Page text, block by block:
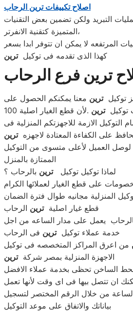
اصلاح تكييفات ترين الرحاب
التبريد ولكن تضمين بعض التقنيات
المتميزة كتقنية الانفرتر،
المرتفعه لا يمكن ان تتوفر ابدا بسعر
كهذا الذى تقدمه فى توكيلترين
ترين فرع الرحاب
توكيلترين معنا يمكنكم الحصول على
توكيلترين
التوكيل الازمة للاجهزتكم المنزلية فى
على الكفاءة المعتادة لاجهزهترين
لوصل العميل لأعلى متسوى من التوكيل
الممتازة بالمنزل
لماذا توكيل توكيلترين بالرحاب ؟
على قطع الغيار لعملائها الكرام
المنزلية مجانيه طوال فترة الضمان
قطع غيار اصليةترين الرحاب
يعمل على مدار الساعه من اجل
خدمة عملاء توكيلترين فى الرحاب
من اعرق المراكز المتخصصه فى توكيل
الاجهزة المنزلية بمصر شركةترين
الساخن تحظى بخدمة عملاء الافضل
ان تتصل بيها فى اى وقت لأنها تعمل
من خلال الرقم المختصر لتسجيل
بياناتك والاتفاق على موعد التوكيل